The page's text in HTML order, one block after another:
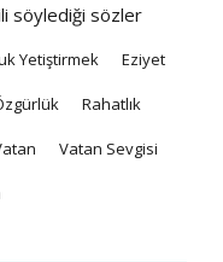
söylediği sözler
Yetiştirmek Eziyet
Rahatlık
Vatan Sevgisi